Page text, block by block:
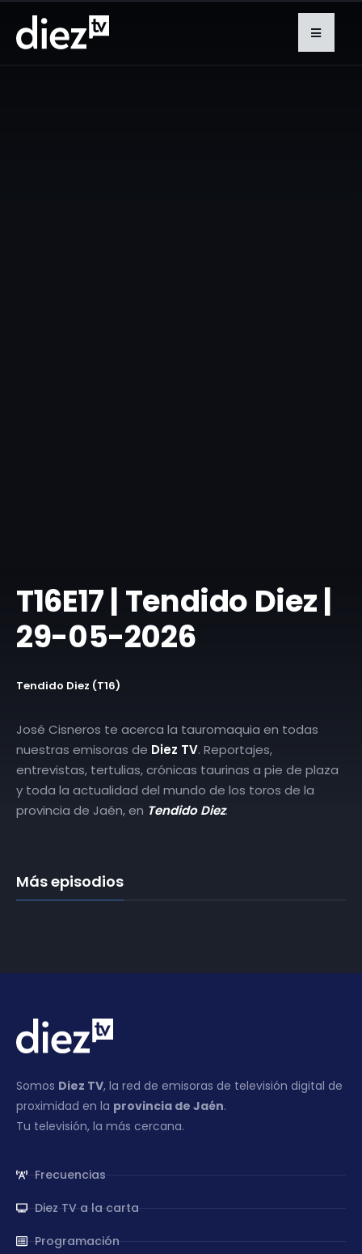
T16E17 | Tendido Diez |
29-05-2026
Tendido Diez (T16)
José Cisneros te acerca la tauromaquia en todas
nuestras emisoras de Diez TV. Reportajes,
entrevistas, tertulias, crónicas taurinas a pie de plaza
y toda la actualidad del mundo de los toros de la
provincia de Jaén, en Tendido Diez.
Más episodios
Somos Diez TV, la red de emisoras de televisión digital de
proximidad en la provincia de Jaén.
Tu televisión, la más cercana.
Frecuencias
Diez TV a la carta
Programación